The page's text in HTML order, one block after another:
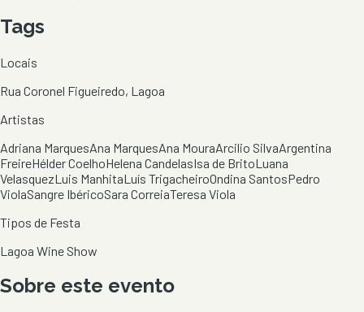
Tags
Locais
Rua Coronel Figueiredo, Lagoa
Artistas
Adriana MarquesAna MarquesAna MouraArcilio SilvaArgentina
FreireHélder CoelhoHelena CandelasIsa de BritoLuana
VelasquezLuis ManhitaLuís TrigacheiroOndina SantosPedro
ViolaSangre IbéricoSara CorreiaTeresa Viola
Tipos de Festa
Lagoa Wine Show
Sobre este evento